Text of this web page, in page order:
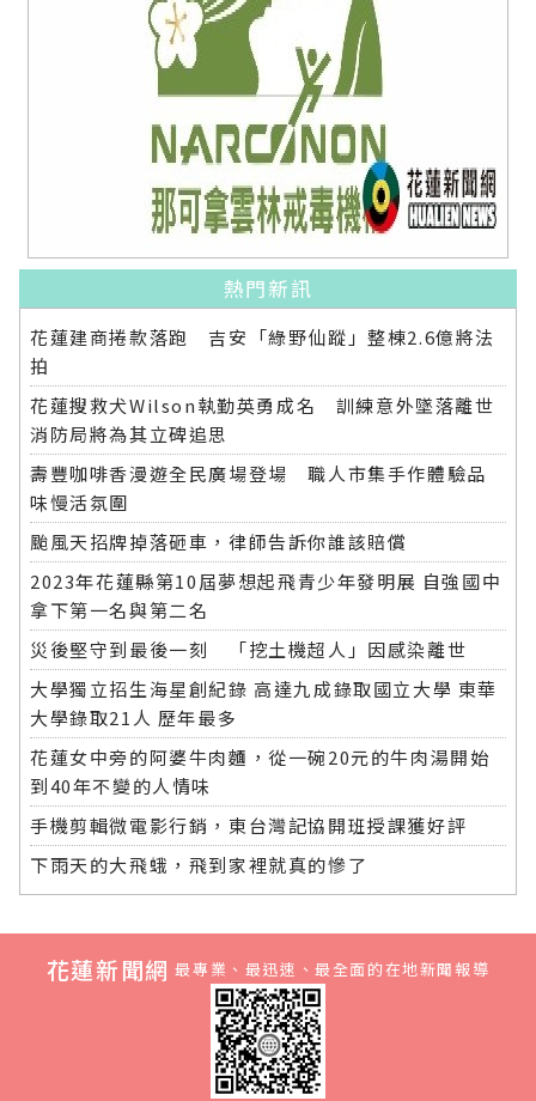
熱門新訊
花蓮建商捲款落跑 吉安「綠野仙蹤」整棟2.6億將法
拍
花蓮搜救犬Wilson執勤英勇成名 訓練意外墜落離世
消防局將為其立碑追思
壽豐咖啡香漫遊全民廣場登場 職人市集手作體驗品
味慢活氛圍
颱風天招牌掉落砸車，律師告訴你誰該賠償
2023年花蓮縣第10屆夢想起飛青少年發明展 自強國中
拿下第一名與第二名
災後堅守到最後一刻 「挖土機超人」因感染離世
大學獨立招生海星創紀錄 高達九成錄取國立大學 東華
大學錄取21人 歷年最多
花蓮女中旁的阿婆牛肉麵，從一碗20元的牛肉湯開始
到40年不變的人情味
手機剪輯微電影行銷，東台灣記協開班授課獲好評
下雨天的大飛蛾，飛到家裡就真的慘了
花蓮新聞網 最專業、最迅速、最全面的在地新聞報導